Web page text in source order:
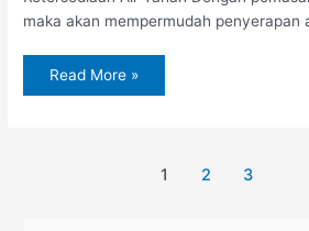
maka akan mempermudah penyerapan
Read More »
1 2 3